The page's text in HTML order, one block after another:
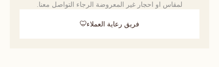
لمقاس او احجار غير المعروضة الرجاء التواصل معنا.
فريق رعاية العملاء